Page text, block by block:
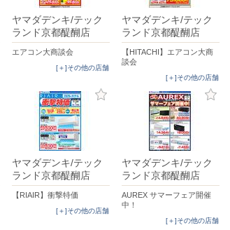
ヤマダデンキ/テック
ランド京都醍醐店
エアコン大商談会
[＋]その他の店舗
ヤマダデンキ/テック
ランド京都醍醐店
【HITACHI】エアコン大商
談会
[＋]その他の店舗
ヤマダデンキ/テック
ランド京都醍醐店
【RIAIR】衝撃特価
[＋]その他の店舗
ヤマダデンキ/テック
ランド京都醍醐店
AUREX サマーフェア開催
中！
[＋]その他の店舗